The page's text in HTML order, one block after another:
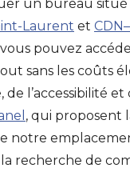
un bureau
Laurent et
pouvez
sans les coûts
l’accessibilité et
, qui proposent
notre
recherche de